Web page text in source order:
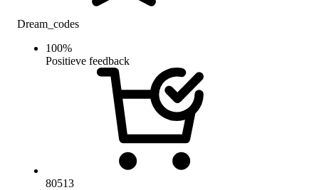
Dream_codes
100%
Positieve feedback
80513